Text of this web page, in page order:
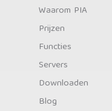
Waarom PIA
Prijzen
Functies
Servers
Downloaden
Blog